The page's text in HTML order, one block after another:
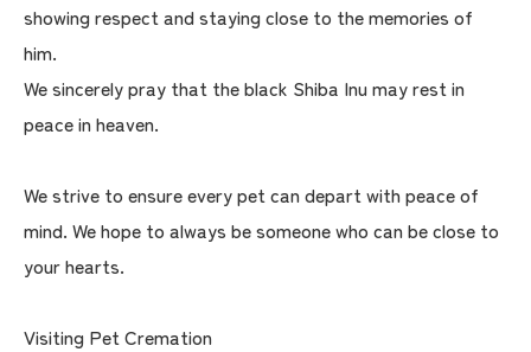
showing respect and staying close to the memories of
him.
We sincerely pray that the black Shiba Inu may rest in
peace in heaven.
We strive to ensure every pet can depart with peace of
mind. We hope to always be someone who can be close to
your hearts.
Visiting Pet Cremation